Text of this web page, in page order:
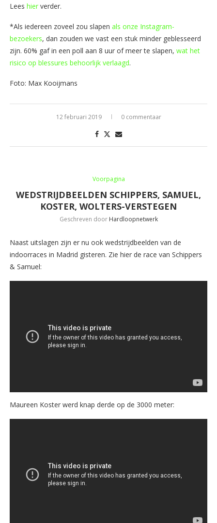
Lees hier verder.
*Als iedereen zoveel zou slapen als onze Instagram-
bezoekers, dan zouden we vast een stuk minder geblesseerd
zijn. 60% gaf in een poll aan 8 uur of meer te slapen, wat het
risico op blessures behoorlijk verlaagd.
Foto: Max Kooijmans
12 februari 2019 0 commentaar
Voorpagina
WEDSTRIJDBEELDEN SCHIPPERS, SAMUEL,
KOSTER, WOLTERS-VERSTEGEN
Geschreven door Hardloopnetwerk
Naast uitslagen zijn er nu ook wedstrijdbeelden van de
indoorraces in Madrid gisteren. Zie hier de race van Schippers
& Samuel:
Maureen Koster werd knap derde op de 3000 meter: